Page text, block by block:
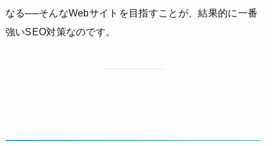
なる──そんなWebサイトを目指すことが、結果的に一番
強いSEO対策なのです。